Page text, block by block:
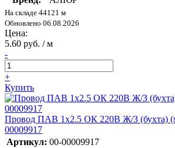
На складе 44121 м
Обновлено 06.08.2026
Цена:
5.60 руб. / м
-
+
Купить
Провод ПАВ 1х2.5 ОК 220В Ж/З (бухта)
00009917
Артикул: 00-00009917